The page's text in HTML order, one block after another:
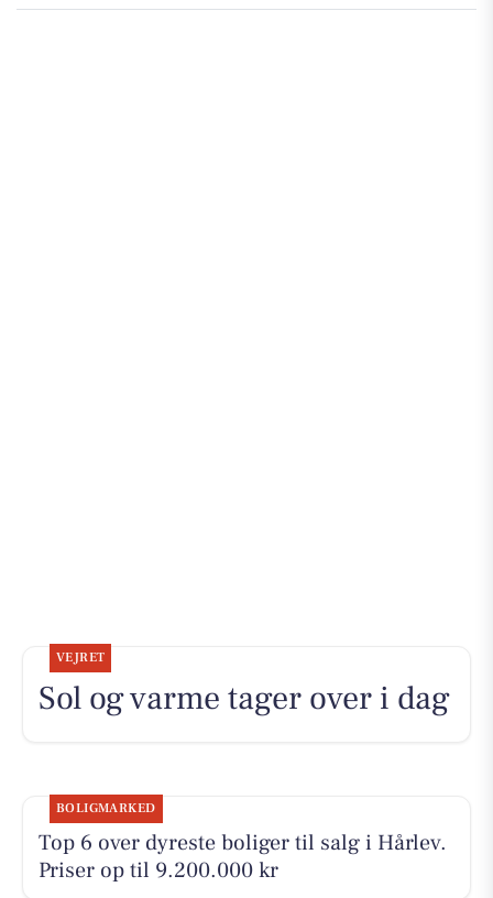
VEJRET
Sol og varme tager over i dag
BOLIGMARKED
Top 6 over dyreste boliger til salg i Hårlev.
Priser op til 9.200.000 kr